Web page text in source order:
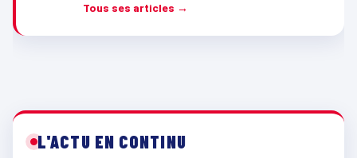
Tous ses articles →
L'ACTU EN CONTINU